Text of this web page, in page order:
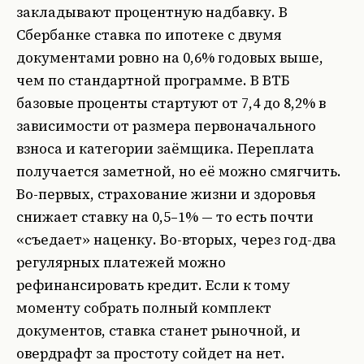
закладывают процентную надбавку. В
Сбербанке ставка по ипотеке с двумя
документами ровно на 0,6% годовых выше,
чем по стандартной программе. В ВТБ
базовые проценты стартуют от 7,4 до 8,2% в
зависимости от размера первоначального
взноса и категории заёмщика. Переплата
получается заметной, но её можно смягчить.
Во-первых, страхование жизни и здоровья
снижает ставку на 0,5–1% — то есть почти
«съедает» наценку. Во-вторых, через год-два
регулярных платежей можно
рефинансировать кредит. Если к тому
моменту собрать полный комплект
документов, ставка станет рыночной, и
овердрафт за простоту сойдет на нет.